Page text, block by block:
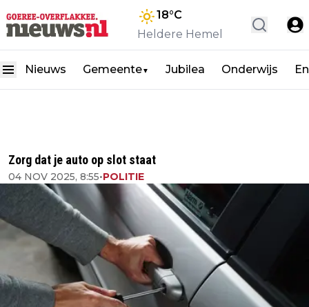
18°C
Heldere Hemel
Nieuws Gemeente▼ Jubilea Onderwijs
Zorg dat je auto op slot staat
04 NOV 2025, 8:55•POLITIE